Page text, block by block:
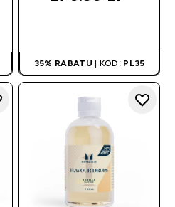
35% RABATU | KOD: PL35